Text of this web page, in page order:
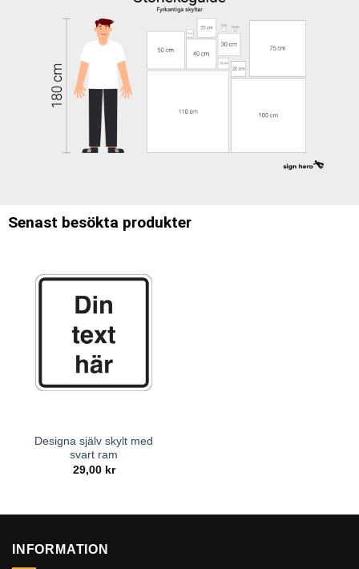
Senast besökta produkter
Designa själv skylt med
svart ram
29,00 kr
INFORMATION